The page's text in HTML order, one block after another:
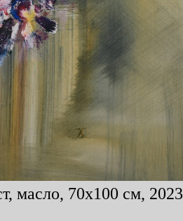
масло, 70x100 см, 2023